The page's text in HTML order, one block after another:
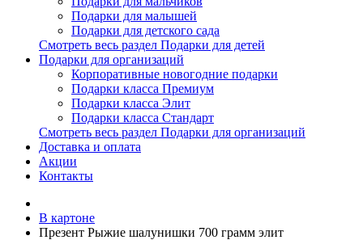
Подарки для малышей
Подарки для детского сада
Смотреть весь раздел Подарки для детей
Подарки для организаций
Корпоративные новогодние подарки
Подарки класса Премиум
Подарки класса Элит
Подарки класса Стандарт
Смотреть весь раздел Подарки для организаций
Доставка и оплата
Акции
Контакты
В картоне
Презент Рыжие шалунишки 700 грамм элит